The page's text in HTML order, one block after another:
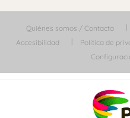
Quiénes somos / Contacta
Accesibilidad
Política de